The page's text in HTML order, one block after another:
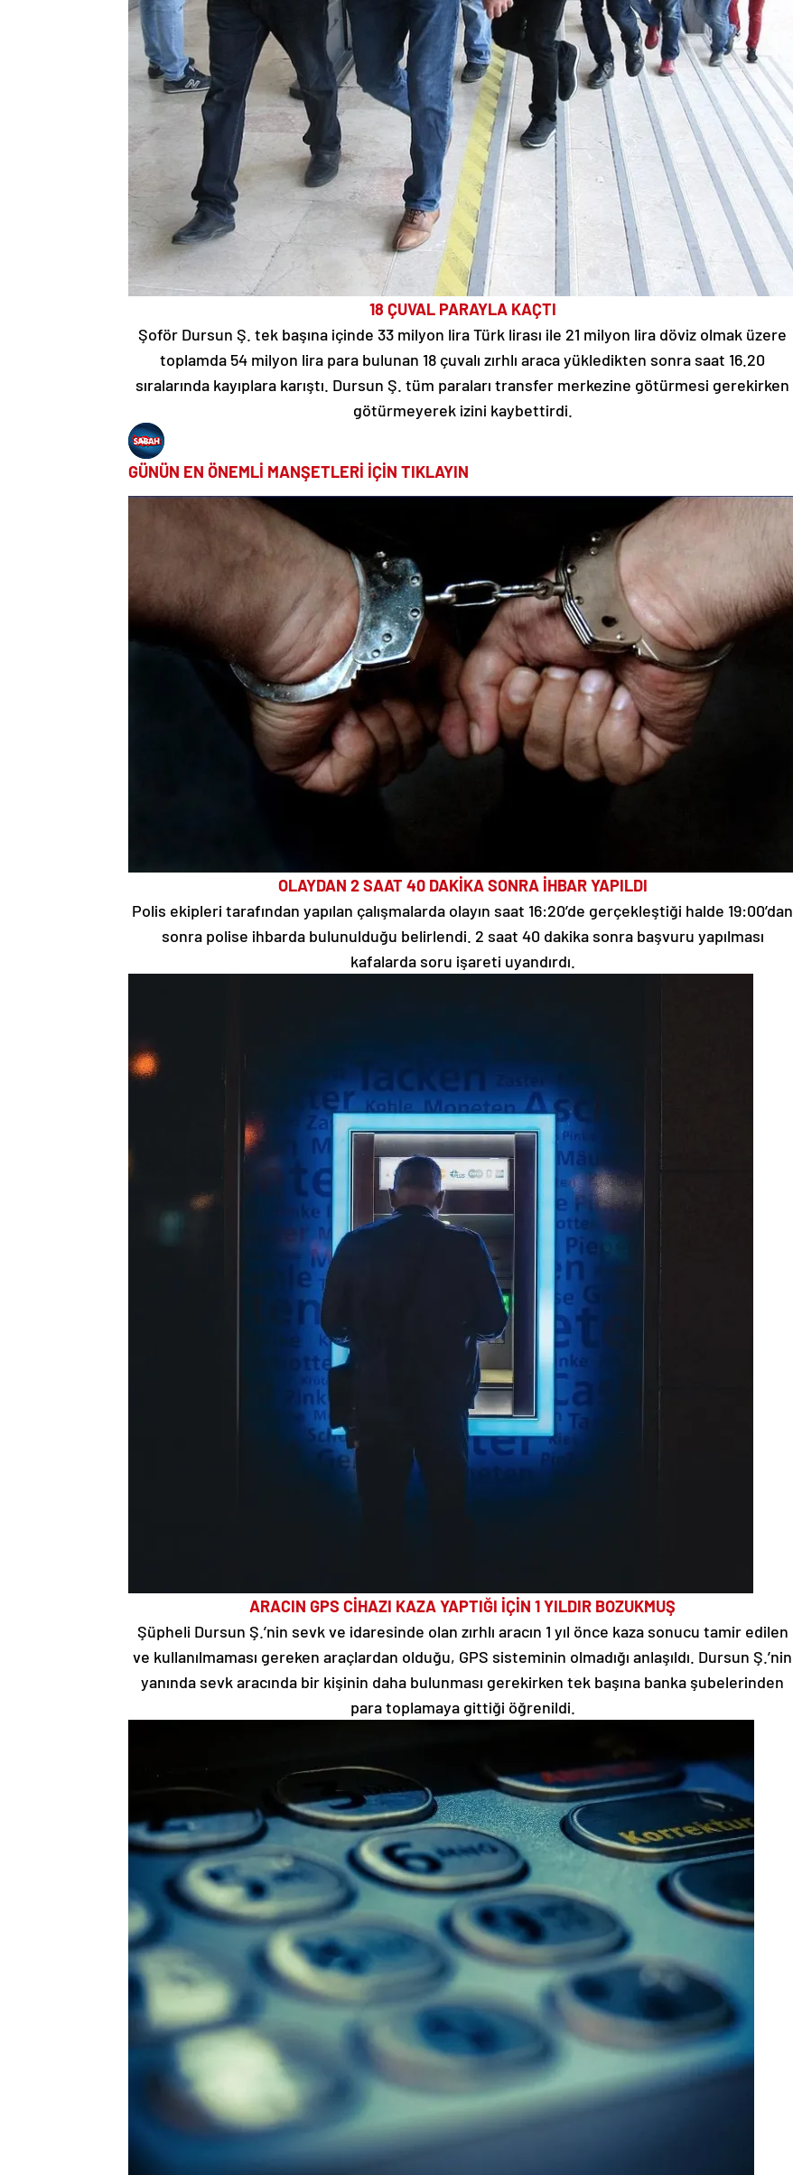
18 ÇUVAL PARAYLA KAÇTI
Şoför Dursun Ş. tek başına içinde 33 milyon lira Türk lirası ile 21 milyon lira döviz olmak üzere
toplamda 54 milyon lira para bulunan 18 çuvalı zırhlı araca yükledikten sonra saat 16.20
sıralarında kayıplara karıştı. Dursun Ş. tüm paraları transfer merkezine götürmesi gerekirken
götürmeyerek izini kaybettirdi.
GÜNÜN EN ÖNEMLİ MANŞETLERİ İÇİN TIKLAYIN
OLAYDAN 2 SAAT 40 DAKİKA SONRA İHBAR YAPILDI
Polis ekipleri tarafından yapılan çalışmalarda olayın saat 16:20’de gerçekleştiği halde 19:00’dan
sonra polise ihbarda bulunulduğu belirlendi. 2 saat 40 dakika sonra başvuru yapılması
kafalarda soru işareti uyandırdı.
ARACIN GPS CİHAZI KAZA YAPTIĞI İÇİN 1 YILDIR BOZUKMUŞ
Şüpheli Dursun Ş.’nin sevk ve idaresinde olan zırhlı aracın 1 yıl önce kaza sonucu tamir edilen
ve kullanılmaması gereken araçlardan olduğu, GPS sisteminin olmadığı anlaşıldı. Dursun Ş.’nin
yanında sevk aracında bir kişinin daha bulunması gerekirken tek başına banka şubelerinden
para toplamaya gittiği öğrenildi.